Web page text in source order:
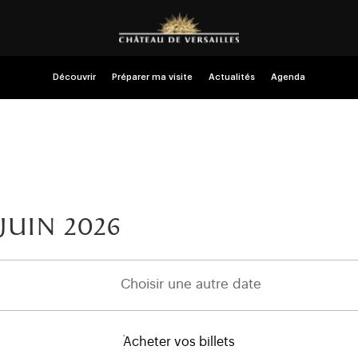
Découvrir Préparer ma visite Actualités Agenda
juin 2026
Choisir une autre date
Acheter vos billets